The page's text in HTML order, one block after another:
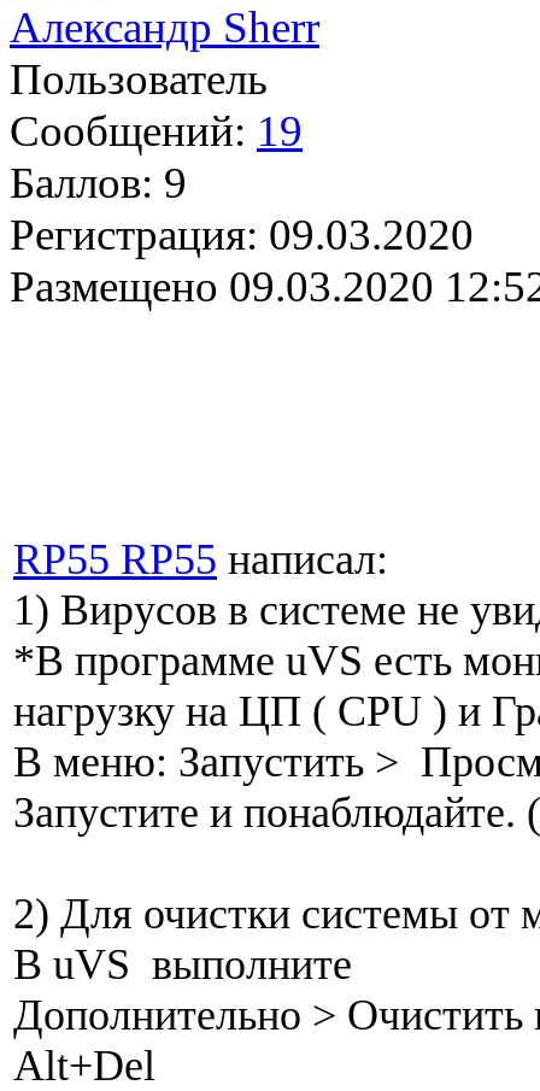
Александр Sherr
Пользователь
Сообщений: 19
Баллов: 9
Регистрация: 09.03.2020
Размещено 09.03.2020
RP55 RP55 написал:
1) Вирусов в системе не
*В программе uVS есть
нагрузку на ЦП ( CPU ) и
В меню: Запустить >
Запустите и понаблюдайте.
2) Для очистки системы от
В uVS выполните
Дополнительно > Очистить
Alt+Del